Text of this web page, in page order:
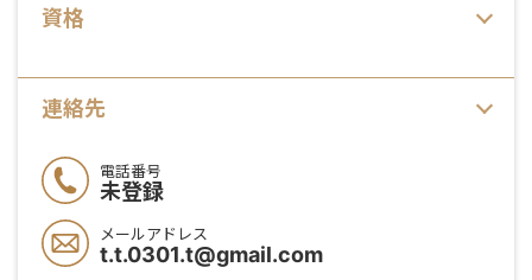
資格
連絡先
電話番号
未登録
メールアドレス
t.t.0301.t@gmail.com